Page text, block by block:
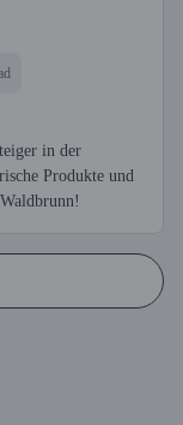
in der
Produkte und